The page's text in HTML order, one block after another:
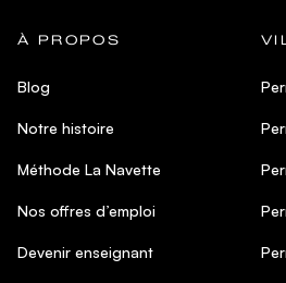
À PROPOS
Blog
Notre histoire
Méthode La Navette
Nos offres d’emploi
Devenir enseignant